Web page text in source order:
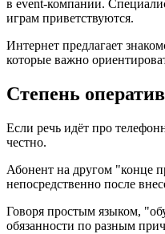
в event-компании.
играм приветствуются.
Интернет предлагает
которые важно
Степень
Если речь идёт про
честно.
Абонент на другом "конце
непосредственно после
Говоря простым языком,
обязанности по разным